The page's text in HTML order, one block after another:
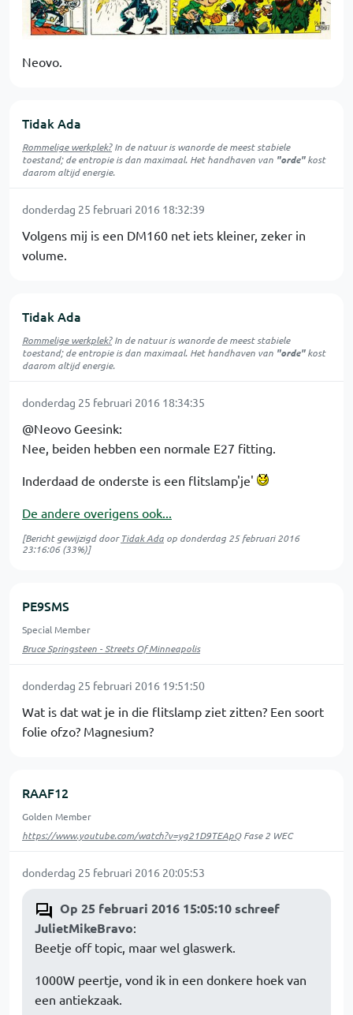
Neovo.
Tidak Ada
Rommelige werkplek?In de natuur iswanordede meest stabiele
toestand; de entropie is dan maximaal. Het handhaven van "orde"kost
daarom altijd energie.
donderdag 25 februari 2016 18:32:39
Volgens mij is een DM160 net iets kleiner, zeker in
volume.
Tidak Ada
Rommelige werkplek?In de natuur iswanordede meest stabiele
toestand; de entropie is dan maximaal. Het handhaven van "orde"kost
daarom altijd energie.
donderdag 25 februari 2016 18:34:35
@Neovo Geesink:
Nee, beiden hebben een normale E27 fitting.
Inderdaad de onderste is een flitslamp'je'
De andere overigens ook...
[Bericht gewijzigd doorTidak Ada op donderdag 25 februari 2016
23:16:06(33%)]
PE9SMS
Special Member
Bruce Springsteen - Streets Of Minneapolis
donderdag 25 februari 2016 19:51:50
Wat is dat wat je in die flitslamp ziet zitten? Een soort
folie ofzo? Magnesium?
RAAF12
Golden Member
https://www.youtube.com/watch?v=yg21D9TEApQFase 2 WEC
donderdag 25 februari 2016 20:05:53
Op 25 februari 2016 15:05:10 schreef
JulietMikeBravo:
Beetje off topic, maar wel glaswerk.
1000W peertje, vond ik in een donkere hoek van
een antiekzaak.